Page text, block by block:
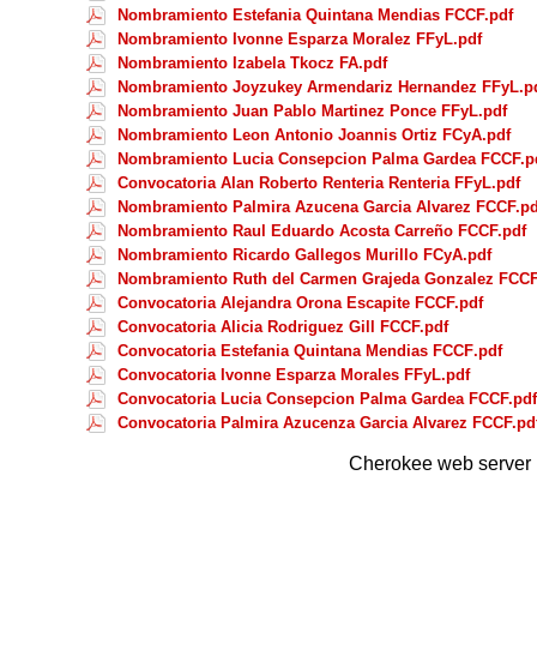
Nombramiento Estefania Quintana Mendias FCCF.pdf
Nombramiento Ivonne Esparza Moralez FFyL.pdf
Nombramiento Izabela Tkocz FA.pdf
Nombramiento Joyzukey Armendariz Hernandez
Nombramiento Juan Pablo Martinez Ponce FFyL.pdf
Nombramiento Leon Antonio Joannis Ortiz FCyA.pdf
Nombramiento Lucia Consepcion Palma Gardea
Convocatoria Alan Roberto Renteria Renteria FFyL.pdf
Nombramiento Palmira Azucena Garcia Alvarez
Nombramiento Raul Eduardo Acosta Carreño FCCF.pdf
Nombramiento Ricardo Gallegos Murillo FCyA.pdf
Nombramiento Ruth del Carmen Grajeda Gonzalez
Convocatoria Alejandra Orona Escapite FCCF.pdf
Convocatoria Alicia Rodriguez Gill FCCF.pdf
Convocatoria Estefania Quintana Mendias FCCF.pdf
Convocatoria Ivonne Esparza Morales FFyL.pdf
Convocatoria Lucia Consepcion Palma Gardea FCCF.pdf
Convocatoria Palmira Azucenza Garcia Alvarez
Cherokee web